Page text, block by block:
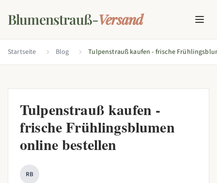
Blumenstrauß-Versand
Startseite Blog
Tulpenstrauß kaufen -
frische Frühlingsblumen
online bestellen
RB